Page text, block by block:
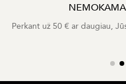
Perkant už 50 € ar daugiau,